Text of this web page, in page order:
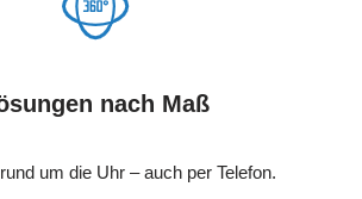
nach Maß
um die Uhr – auch per Telefon.